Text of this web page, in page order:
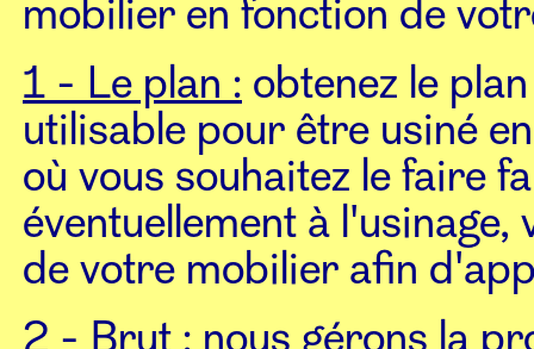
mobilier en fonction de
1 - Le plan : obtenez le
utilisable pour être usiné
où vous souhaitez le faire
éventuellement à
de votre mobilier afin